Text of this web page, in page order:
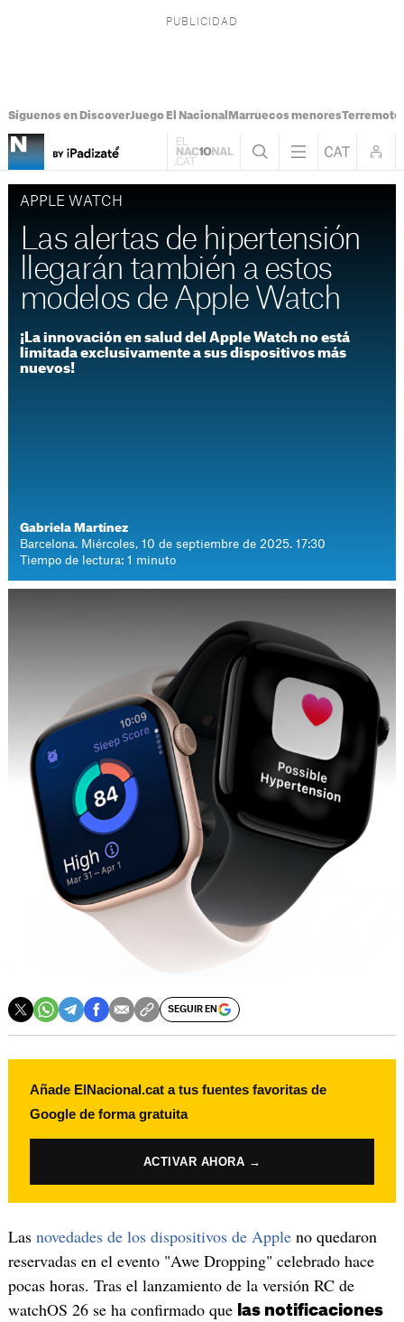
Síguenos en DiscoverJuego El Nacional Marruecos menoresTerremoto
APPLE WATCH
Las alertas de hipertensión
llegarán también a estos
modelos de Apple Watch
¡La innovación en salud del Apple Watch no está
limitada exclusivamente a sus dispositivos más
nuevos!
Gabriela Martínez
Barcelona. Miércoles, 10 de septiembre de 2025. 17:30
Tiempo de lectura: 1 minuto
SEGUIR EN
Añade ElNacional.cat a tus fuentes favoritas de
Google de forma gratuita
ACTIVAR AHORA →
Las novedades de los dispositivos de Appleno quedaron
reservadas en el evento "Awe Dropping" celebrado hace
pocas horas. Tras el lanzamiento de la versión RC de
watchOS 26 se ha confirmado que las notificaciones